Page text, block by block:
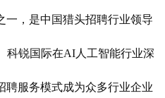
一，是中国猎头招聘行业领导
科锐国际在AI人工智能行业深
聘服务模式成为众多行业企业